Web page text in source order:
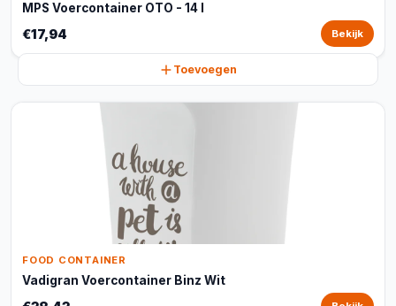
MPS Voercontainer OTO - 14 l
€17,94 Bekijk
Toevoegen
FOOD CONTAINER
Vadigran Voercontainer Binz Wit